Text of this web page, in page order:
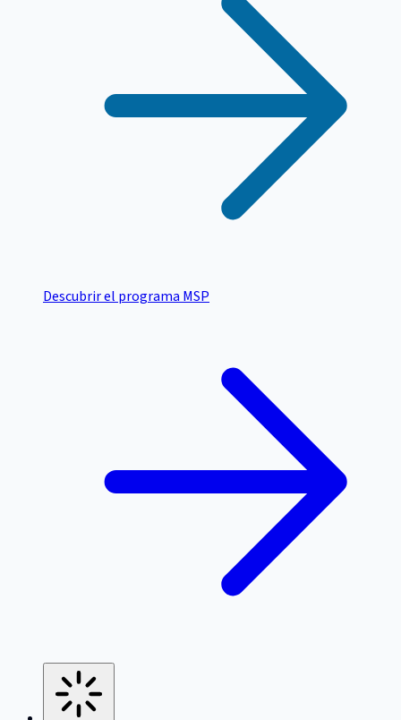
Descubrir el programa MSP